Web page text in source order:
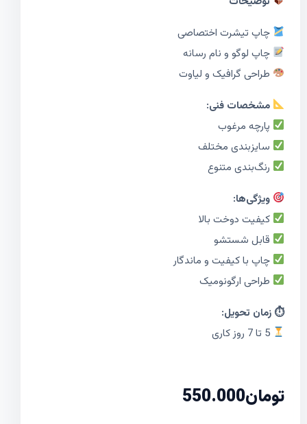
چاپ تیشرت اختصاصی
چاپ لوگو و نام رسانه
طراحی گرافیک و لیاوت
مشخصات فنی:
پارچه مرغوب
سایزبندی مختلف
رنگ‌بندی متنوع
ویژگی‌ها:
کیفیت دوخت بالا
قابل شستشو
چاپ با کیفیت و ماندگار
طراحی ارگونومیک
⏱ زمان تحویل:
5 تا 7 روز کاری
تومان550.000